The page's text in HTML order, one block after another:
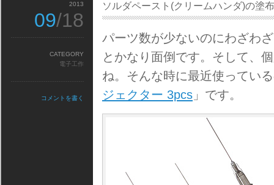
ソルダペースト(クリームハンダ)の塗
パーツ数が少ないのにわざわ
とかなり面倒です。そして、
ね。そんな時に最近使ってい
ジェクター 3pcs 」です。
2013
09/18
CATEGORY
電子工作
コメントを書く